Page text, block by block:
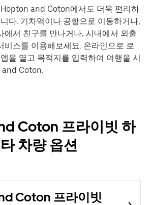
and Coton에서도 더욱 편리하
다. 기차역이나 공항으로 이동하거나,
에서 친구를 만나거나, 시내에서 외출
비스를 이용해보세요. 온라인으로 로
을 열고 목적지를 입력하여 여행을 시
and Coton.
Coton 프라이빗 하
차량 옵션
Coton 프라이빗